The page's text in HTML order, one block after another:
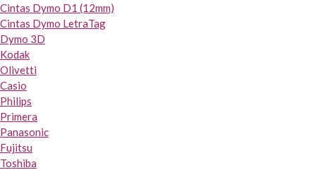
Cintas Dymo D1 (12mm)
Cintas Dymo LetraTag
Dymo 3D
Kodak
Olivetti
Casio
Philips
Primera
Panasonic
Fujitsu
Toshiba